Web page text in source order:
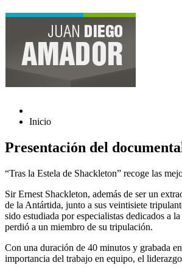
Inicio
Presentación del
“Tras la Estela de Shackleton” recoge las
Sir Ernest Shackleton, además de ser un
de la Antártida, junto a sus veintisiete
sido estudiada por especialistas dedicados a
perdió a un miembro de su tripulación.
Con una duración de 40 minutos y grabada
importancia del trabajo en equipo, el